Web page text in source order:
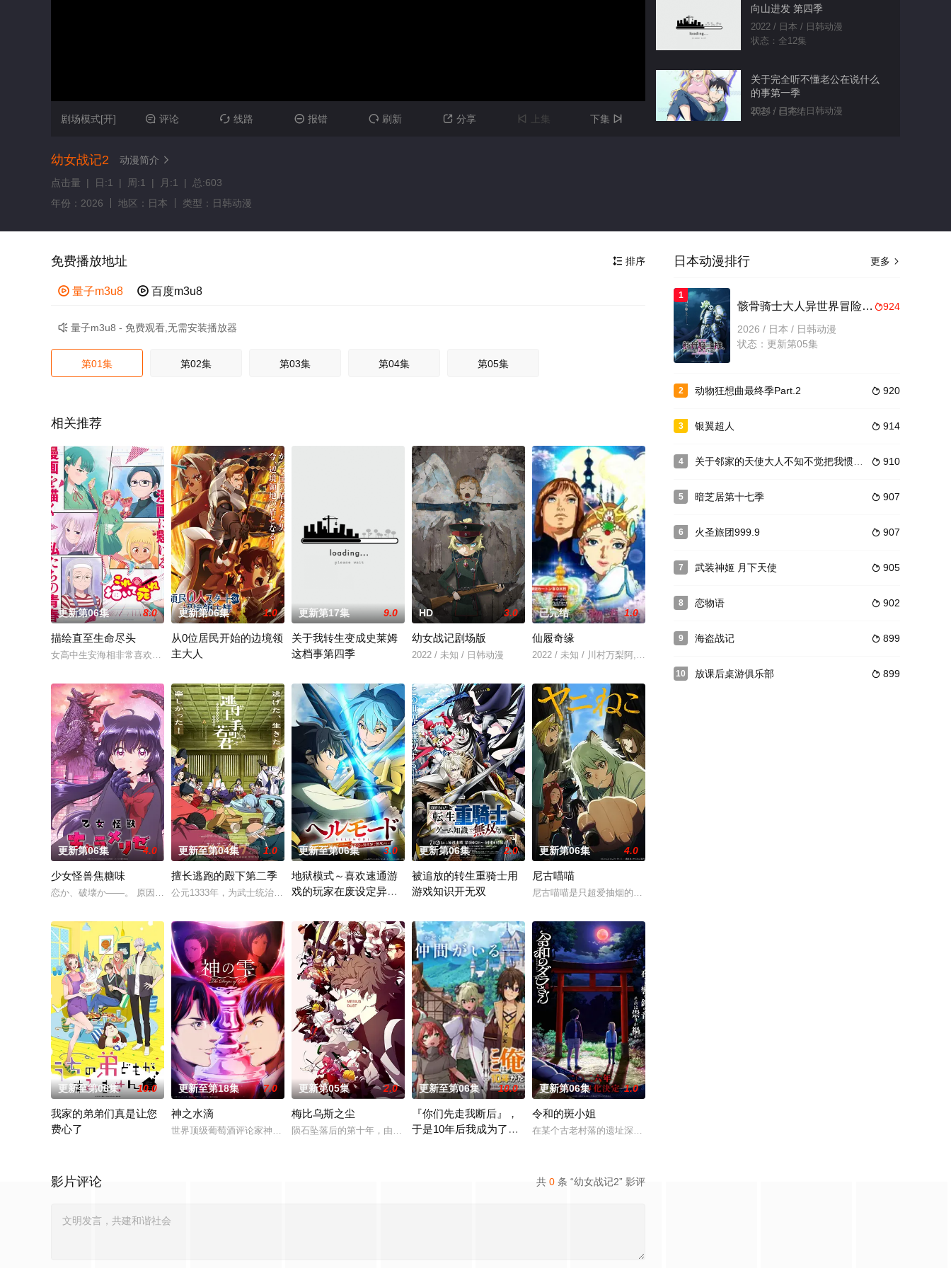
剧场模式[开]  评论  线路  报错  刷新  分享  上集 下集 
向山进发 第四季
2022 / 日本 / 日韩动漫
状态：全12集
关于完全听不懂老公在说什么
的事第一季
2014 / 日本 / 日韩动漫
状态：已完结
2008 / 日本 / 日韩动漫
状态：已完结
状态：更新至1061集
幼女战记2 动漫简介 
点击量 | 日:1 | 周:1 | 月:1 | 总:603
年份：2026
地区：日本 类型：日韩动漫
 排序
免费播放地址
 量子m3u8  百度m3u8
 量子m3u8 - 免费观看,无需安装播放器
第01集 第02集 第03集 第04集 第05集
相关推荐
更新第06集 8.0
描绘直至生命尽头
女高中生安海相非常喜欢看漫画，尤其是 ☆野0 的《机器太与狸太》。国文老师手岛斥责她是浪费生命、声称漫画都是虚构
更新第06集 1.0
从0位居民开始的边境领
主大人
更新第17集 9.0
关于我转生变成史莱姆
这档事第四季
举办开国祭并与各国缔结邦交的魔国联邦，开始朝着实现人类与魔物能够共同生活的世界「人魔共荣圈」迈进。跨越种族之间的
HD 3.0
幼女战记剧场版
2022 / 未知 / 日韩动漫
已完结 1.0
仙履奇缘
2022 / 未知 / 川村万梨阿,菊池正美,三田友子,辻勉,中泽弥生
更新第06集 4.0
少女怪兽焦糖味
恋か、破壊か――。 原因不明の病に悩まされて
更新至第04集 1.0
擅长逃跑的殿下第二季
公元1333年，为武士统治日本奠定基石的镰仓幕府，因其所信任的幕臣——足利尊氏的谋反而宣告灭亡。
更新至第06集 3.0
地狱模式～喜欢速通游
戏的玩家在废设定异世
更新第06集 2.0
被追放的转生重骑士用
游戏知识开无双
更新第06集 4.0
尼古喵喵
尼古喵喵是只超爱抽烟的废物兽人！ 因为缺乏伦
更新至第06集 10.0
我家的弟弟们真是让您
费心了
更新至第18集 7.0
神之水滴
世界顶级葡萄酒评论家神咲丰多香去世以后，留下了价值20亿日圆的丰厚遗产和一封遗书。在遗书中他宣布，只有以“盲饮”
更新第05集 2.0
梅比乌斯之尘
陨石坠落后的第十年，由于巨大结晶释放出的神秘粒子“梅比乌斯之尘”的影响，一部分孩子获得了名为“拉姆斯”的特殊能力
更新至第06集 10.0
『你们先走我断后』，
于是10年后我成为了传
更新第06集 1.0
令和的斑小姐
在某个古老村落的遗址深处，那一片禁止入内的区域里，存在着被口口相传为“窥之生厄、亵之招祟”的“
共 0 条 “幼女战记2” 影评
影片评论
更多 
日本动漫排行
1
924
骸骨骑士大人异世界冒险中Ⅱ
2026 / 日本 / 日韩动漫
状态：更新第05集
2  920
动物狂想曲最终季Part.2
3  914
银翼超人
4  910
关于邻家的天使大人不知不觉把我惯成了废人这档子事第二季
5  907
暗芝居第十七季
6  907
火圣旅团999.9
7  905
武装神姬 月下天使
8  902
恋物语
9  899
海盗战记
10  899
放课后桌游俱乐部